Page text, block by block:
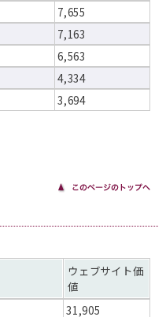
7,655
7,163
6,563
4,334
3,694
ウェブサイト価
値
31,905